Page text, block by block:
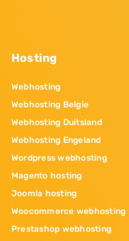
Hosting
Webhosting
Webhosting Belgie
Webhosting Duitsland
Webhosting Engeland
Wordpress webhosting
Magento hosting
Joomla hosting
Woocommerce webhosting
Prestashop webhosting